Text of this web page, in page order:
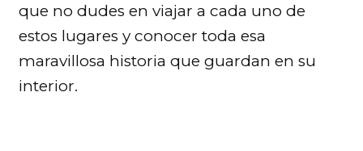
que no dudes en viajar a cada uno de
estos lugares y conocer toda esa
maravillosa historia que guardan en su
interior.